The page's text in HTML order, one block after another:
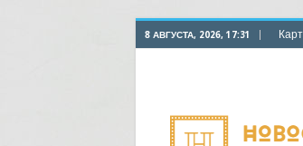
8 АВГУСТА, 2026, 17:31